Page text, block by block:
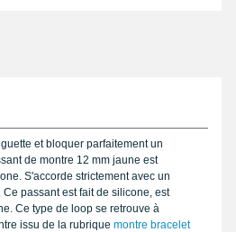
et bloquer parfaitement un
de montre 12 mm jaune est
S'accorde strictement avec un
passant est fait de silicone, est
Ce type de loop se retrouve à
issu de la rubrique montre bracelet